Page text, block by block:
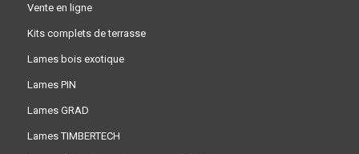
Vente en ligne
Kits complets de terrasse
Lames bois exotique
Lames PIN
Lames GRAD
Lames TIMBERTECH